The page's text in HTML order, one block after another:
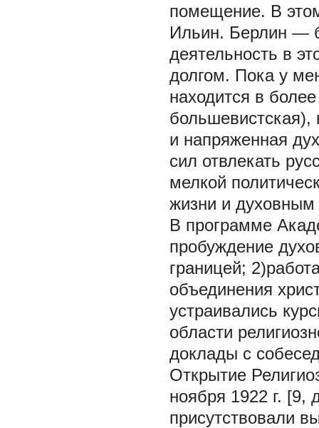
помещение. В
Ильин. Берлин —
деятельность в
долгом. Пока у
находится в
большевистская),
и напряженная
сил отвлекать
мелкой
жизни и
В программе
пробуждение
границей;
объединения
устраивались
области
доклады с
Открытие
ноября 1922 г. [9,
присутствовали